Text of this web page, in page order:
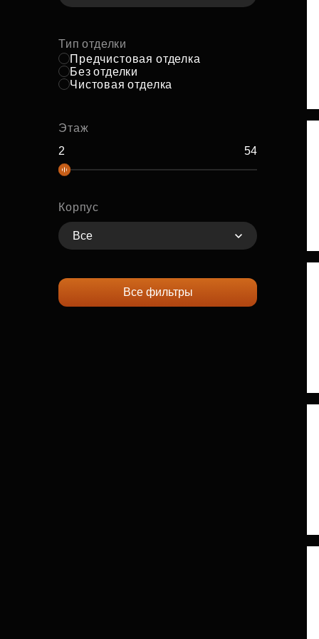
Тип отделки
Предчистовая отделка
Без отделки
Чистовая отделка
Этаж
Корпус
Все
Все фильтры